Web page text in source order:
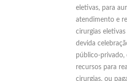
eletivas, para
atendimento e
cirurgias
devida
público-privado,
recursos para
cirurgias, ou